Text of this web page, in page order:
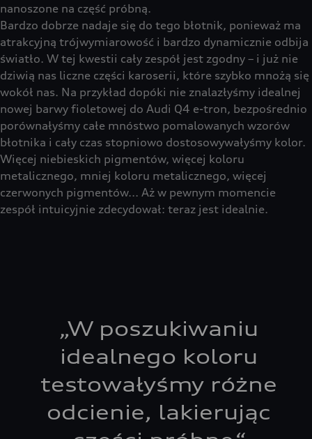
nanoszone na część próbną.
Bardzo dobrze nadaje się do tego błotnik, ponieważ ma
atrakcyjną trójwymiarowość i bardzo dynamicznie odbija
światło. W tej kwestii cały zespół jest zgodny – i już nie
dziwią nas liczne części karoserii, które szybko mnożą się
wokół nas. Na przykład dopóki nie znalazłyśmy idealnej
nowej barwy fioletowej do Audi Q4 e-tron, bezpośrednio
porównałyśmy całe mnóstwo pomalowanych wzorów
błotnika i cały czas stopniowo dostosowywałyśmy kolor.
Więcej niebieskich pigmentów, więcej koloru
metalicznego, mniej koloru metalicznego, więcej
czerwonych pigmentów... Aż w pewnym momencie
zespół intuicyjnie zdecydował: teraz jest idealnie.
„W poszukiwaniu
idealnego koloru
testowałyśmy różne
odcienie, lakierując